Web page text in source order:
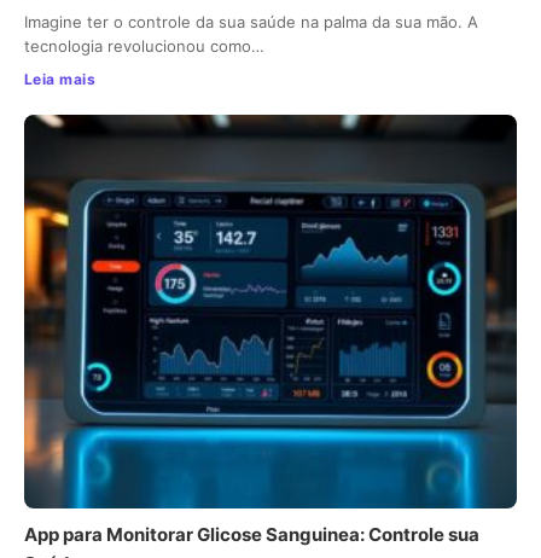
Imagine ter o controle da sua saúde na palma da sua mão. A
tecnologia revolucionou como…
Leia mais
App para Monitorar Glicose Sanguinea: Controle sua